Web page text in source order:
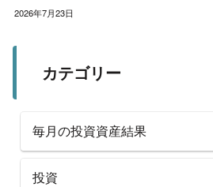
2026年7月23日
カテゴリー
毎月の投資資産結果
投資